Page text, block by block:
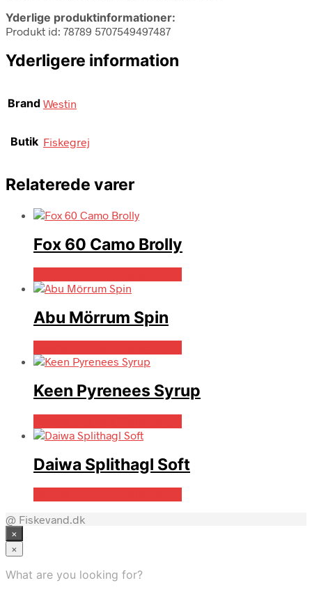
Yderlige produktinformationer:
Produkt id: 78789 5707549497487
Yderligere information
Brand Westin
Butik Fiskegrej
Relaterede varer
Fox 60 Camo Brolly
Abu Mörrum Spin
Keen Pyrenees Syrup
Daiwa Splithagl Soft
@ Fiskevand.dk
×
×
What are you looking for?